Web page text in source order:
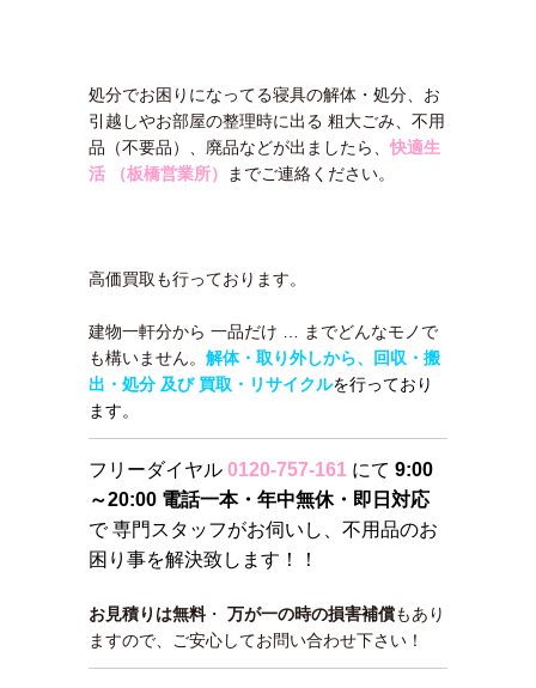
処分でお困りになってる寝具の解体・処分、お
引越しやお部屋の整理時に出る 粗大ごみ、不用
品（不要品）、廃品などが出ましたら、快適生
活 （板橋営業所）
までご連絡ください。
高価買取も行っております。
建物一軒分から 一品だけ … までどんなモノで
も構いません。 解体・取り外しから、回収・搬
出・処分 及び 買取・リサイクルを行っており
ます。
フリーダイヤル 0120-757-161 にて 9:00
～20:00 電話一本・年中無休・即日対応
で 専門スタッフがお伺いし、不用品のお
困り事を解決致します！！
お見積りは無料・ 万が一の時の損害補償もあり
ますので、ご安心してお問い合わせ下さい！